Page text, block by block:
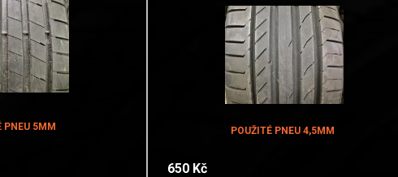
PNEU 5MM POUŽITÉ PNEU 4,5MM
650 Kč